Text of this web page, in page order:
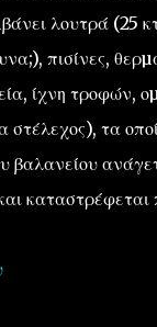
λουτρά (25
πισίνες,
ίχνη τροφών,
στέλεχος), τα